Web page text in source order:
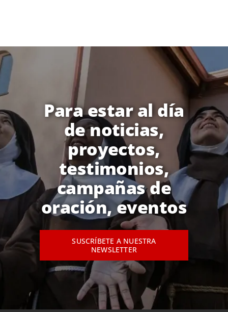
Para estar al día
de noticias,
proyectos,
testimonios,
campañas de
oración, eventos
SUSCRÍBETE A NUESTRA
NEWSLETTER